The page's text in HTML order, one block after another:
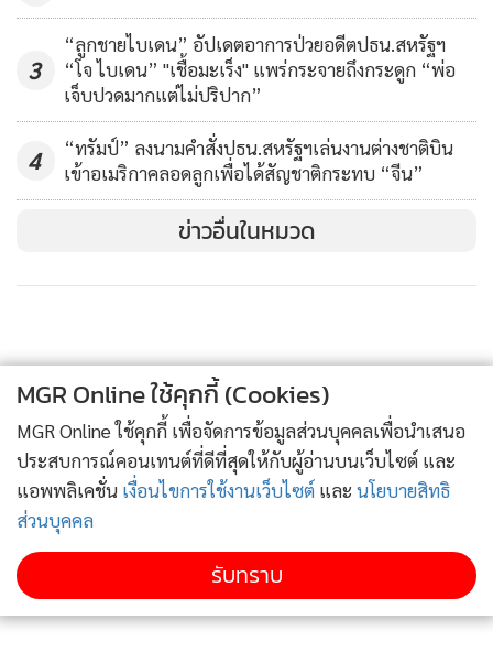
แห่งนี้ ต่อมา เพนซ์ ยอมรับว่า เขาควรสวมหน้ากาก แต่บอกว่า
เขาไม่คิดว่ามันเป็นสิ่งจำเป็น เพราะเขาได้รับการตรวจเชื้อโค
วิด-19 อยู่เป็นประจำอยู่แล้ว
ประธานาธิบดี ทรัมป์ ระบุในวันพฤหัสบดี (7 พ.ค.) ว่า เขาและ
เพนซ์ จะเริ่มตรวจเชื้อโควิด-19 ทุกๆ วัน ยกระดับจากตรวจ
สัปดาห์ละครั้งตามมาตรการของทำเนียบขาว เช่นเดียวกับคณะ
ประธานาธิบดี ในขณะที่ปัจจุบันทำเนียบขาวมีการตรวจวัด
3
“ลูกชายไบเดน” อัปเดตอาการป่วยอดีตปธน.สหรัฐฯ
“โจ ไบเดน” "เชื้อมะเร็ง" แพร่กระจายถึงกระดูก “พ่อ
เจ็บปวดมากแต่ไม่ปริปาก”
4
“ทรัมป์” ลงนามคำสั่งปธน.สหรัฐฯเล่นงานต่างชาติบิน
เข้าอเมริกาคลอดลูกเพื่อได้สัญชาติกระทบ “จีน”
ข่าวอื่นในหมวด
MGR Online ใช้คุกกี้ (Cookies)
MGR Online ใช้คุกกี้ เพื่อจัดการข้อมูลส่วนบุคคลเพื่อนำเสนอ
ประสบการณ์คอนเทนต์ที่ดีที่สุดให้กับผู้อ่านบนเว็บไซต์ และ
แอพพลิเคชั่น เงื่อนไขการใช้งานเว็บไซต์ และ นโยบายสิทธิ
ส่วนบุคคล
รับทราบ